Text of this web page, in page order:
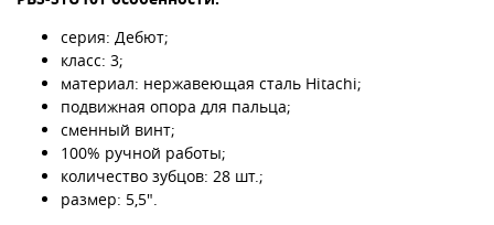
серия: Дебют;
класс: 3;
материал: нержавеющая сталь Hitachi;
подвижная опора для пальца;
сменный винт;
100% ручной работы;
количество зубцов: 28 шт.;
размер: 5,5".